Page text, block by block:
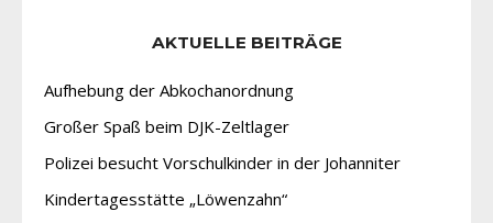
AKTUELLE BEITRÄGE
Aufhebung der Abkochanordnung
Großer Spaß beim DJK-Zeltlager
Polizei besucht Vorschulkinder in der Johanniter
Kindertagesstätte „Löwenzahn“